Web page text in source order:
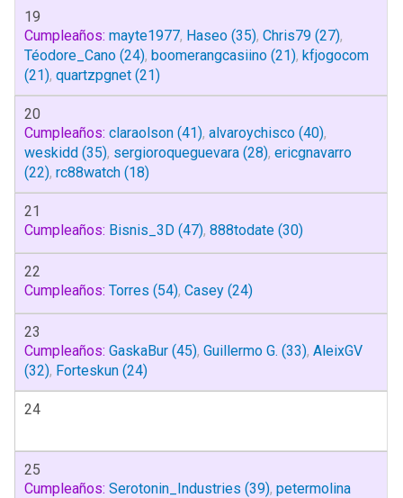
19
Cumpleaños: mayte1977, Haseo (35), Chris79 (27),
Téodore_Cano (24), boomerangcasiino (21), kfjogocom
(21), quartzpgnet (21)
20
Cumpleaños: claraolson (41), alvaroychisco (40),
weskidd (35), sergioroqueguevara (28), ericgnavarro
(22), rc88watch (18)
21
Cumpleaños: Bisnis_3D (47), 888todate (30)
22
Cumpleaños: Torres (54), Casey (24)
23
Cumpleaños: GaskaBur (45), Guillermo G. (33), AleixGV
(32), Forteskun (24)
24
25
Cumpleaños: Serotonin_Industries (39), petermolina